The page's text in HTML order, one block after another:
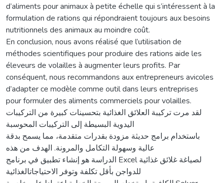
d’aliments pour animaux à petite échelle qui s’intéressent à la
formulation de rations qui répondraient toujours aux besoins
nutritionnels des animaux au moindre coût.
En conclusion, nous avons réalisé que l’utilisation de
méthodes scientifiques pour produire des rations aide les
éleveurs de volailles à augmenter leurs profits. Par
conséquent, nous recommandons aux entrepreneurs avicoles
d’adapter ce modèle comme outil dans leurs entreprises
pour formuler des aliments commerciels pour volailles.
لقد مرت تركيبة العلائق الغذائية بتحسينات كبيرة من التركيبات
اليدوية البسيطة إلى التركيبات المحوسبة
باستخدام برامج حديثة مزودة بقدرات متقدمة، مما يسمح بدقة
عالية وسهولة التكامل والمرونة. الهدف من هذه
الدراسة هو إنشاء تطبيق في برنامج Excel لصياغة غلائق غذائية
للدواجن بأقل تكلفة وتوفر الاحتياجاتالغذائية